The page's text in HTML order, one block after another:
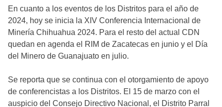
En cuanto a los eventos de los Distritos para el año de
2024, hoy se inicia la XIV Conferencia Internacional de
Minería Chihuahua 2024. Para el resto del actual CDN
quedan en agenda el RIM de Zacatecas en junio y el Día
del Minero de Guanajuato en julio.
Se reporta que se continua con el otorgamiento de apoyo
de conferencistas a los Distritos. El 15 de marzo con el
auspicio del Consejo Directivo Nacional, el Distrito Parral